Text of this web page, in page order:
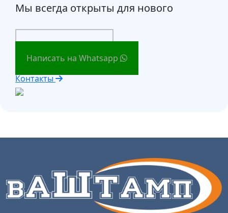
Мы всегда открыты для нового
Написать на Whatsapp
Контакты